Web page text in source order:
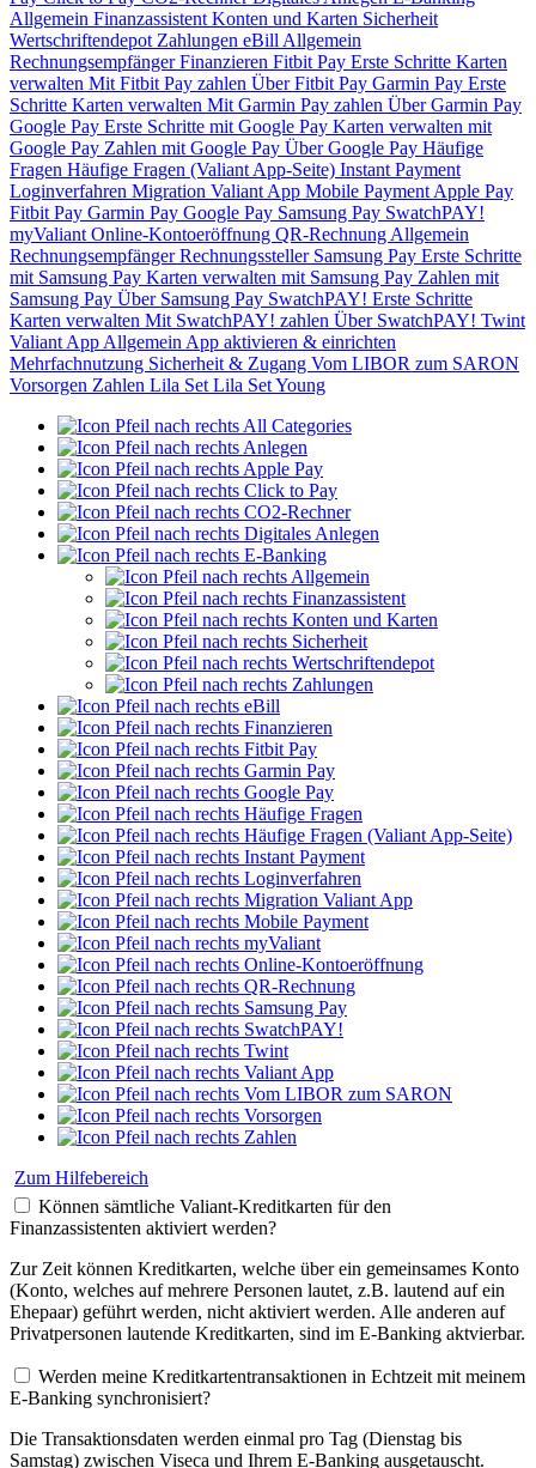
Allgemein Finanzassistent Konten und Karten Sicherheit
Wertschriftendepot Zahlungen eBill Allgemein
RechnungsempfängerFinanzieren Fitbit Pay Erste Schritte Karten
verwalten Mit Fitbit Pay zahlen Über Fitbit Pay Garmin Pay Erste
Schritte Karten verwalten Mit Garmin Pay zahlen Über Garmin Pay
Google Pay Erste Schritte mit Google Pay Karten verwalten mit
Google Pay Zahlen mit Google Pay Über Google Pay Häufige
Fragen Häufige Fragen (Valiant App-Seite) Instant Payment
Loginverfahren Migration Valiant App Mobile Payment Apple Pay
Fitbit Pay Garmin Pay Google Pay Samsung Pay SwatchPAY!
myValiant Online-Kontoeröffnung QR-Rechnung Allgemein
RechnungsempfängerRechnungssteller Samsung Pay Erste Schritte
mit Samsung Pay Karten verwalten mit Samsung Pay Zahlen mit
Samsung Pay Über Samsung Pay SwatchPAY! Erste Schritte
Karten verwalten Mit SwatchPAY! zahlen Über SwatchPAY! Twint
Valiant App Allgemein App aktivieren & einrichten
Mehrfachnutzung Sicherheit & Zugang Vom LIBOR zum SARON
Vorsorgen Zahlen Lila Set Lila Set Young
All Categories
Anlegen
Apple Pay
Click to Pay
CO2-Rechner
Digitales Anlegen
E-Banking
Allgemein
Finanzassistent
Konten und Karten
Sicherheit
Wertschriftendepot
Zahlungen
eBill
Finanzieren
Fitbit Pay
Garmin Pay
Google Pay
Häufige Fragen
Häufige Fragen (Valiant App-Seite)
Instant Payment
Loginverfahren
Migration Valiant App
Mobile Payment
myValiant
Online-Kontoeröffnung
QR-Rechnung
Samsung Pay
SwatchPAY!
Twint
Valiant App
Vom LIBOR zum SARON
Vorsorgen
Zahlen
Zum Hilfebereich
Können sämtliche Valiant-Kreditkarten für den
Finanzassistenten aktiviert werden?
Zur Zeit können Kreditkarten, welche über ein gemeinsames Konto
(Konto, welches auf mehrere Personen lautet, z.B. lautend auf ein
Ehepaar) geführt werden, nicht aktiviert werden. Alle anderen auf
Privatpersonen lautende Kreditkarten, sind im E-Banking aktvierbar.
Werden meine Kreditkartentransaktionen in Echtzeit mit meinem
E-Banking synchronisiert?
Die Transaktionsdaten werden einmal pro Tag (Dienstag bis
Samstag) zwischen Viseca und Ihrem E-Banking ausgetauscht.